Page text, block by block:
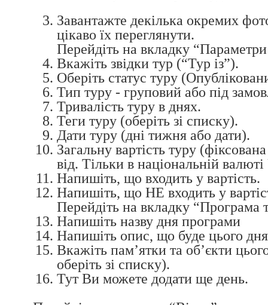
Завантажте декілька окремих
цікаво їх переглянути.
Перейдіть на вкладку
Вкажіть звідки тур (“Тур із”).
Оберіть статус туру
Тип туру - груповий або під
Тривалість туру в днях.
Теги туру (оберіть зі списку).
Дати туру (дні тижня або дати).
Загальну вартість туру
від. Тільки в національній
Напишіть, що входить у вартість.
Напишіть, що НЕ входить у
Перейдіть на вкладку “Програма
Напишіть назву дня програми
Напишіть опис, що буде цього
Вкажіть пам’ятки та об’єкти
оберіть зі списку).
Тут Ви можете додати ще день.